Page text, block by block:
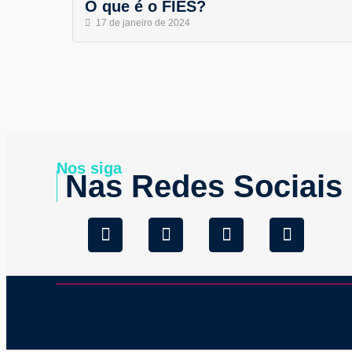
O que é o FIES?
17 de janeiro de 2024
Nos siga
Nas Redes Sociais